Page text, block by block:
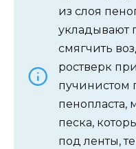
из слоя
укладывают
смягчить
ростверк
пучинистом
пенопласта,
песка,
под ленты,